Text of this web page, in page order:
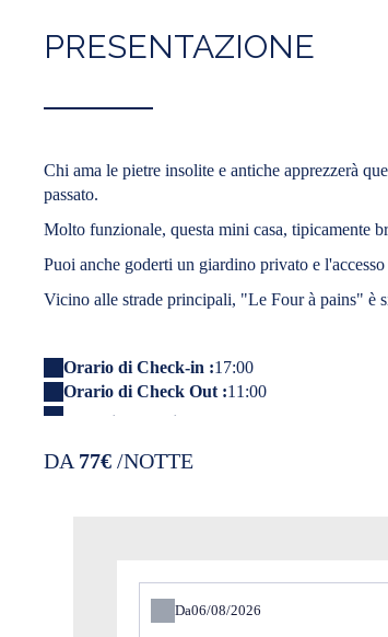
PRESENTAZIONE
Chi ama le pietre insolite e antiche apprezzerà
passato.
Molto funzionale, questa mini casa, tipicamente
Puoi anche goderti un giardino privato e
Vicino alle strade principali, "Le Four à pains" è
Orario di Check-in :17:00
Orario di Check Out :11:00
DA 77€ /NOTTE
Da